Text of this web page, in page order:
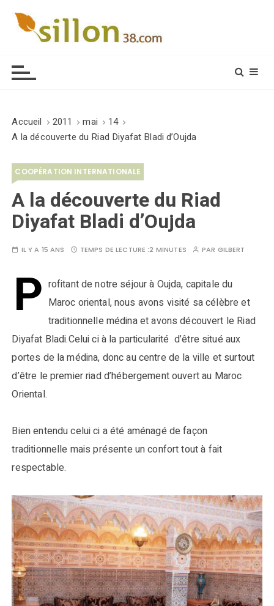
Accueil 2011 mai
14
A la découverte du Riad Diyafat Bladi d’Oujda
COOPÉRATION INTERNATIONALE
A la découverte du Riad
Diyafat Bladi d’Oujda
IL Y A 15 ANS TEMPS DE LECTURE :2 MINUTES PAR GILBERT
P rofitant de notre séjour à Oujda, capitale du
Maroc oriental, nous avons visité sa célèbre et
traditionnelle médina et avons découvert le Riad
Diyafat Bladi.Celui ci à la particularité d’être situé aux
portes de la médina, donc au centre de la ville et surtout
d’être le premier riad d’hébergement ouvert au Maroc
Oriental.
Bien entendu celui ci a été aménagé de façon
traditionnelle mais présente un confort tout à fait
respectable.